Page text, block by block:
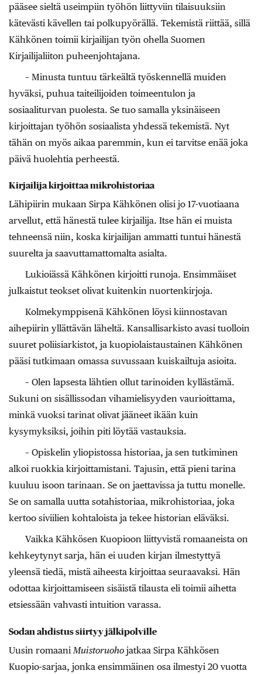
pääsee sieltä useimpiin työhön liittyviin tilaisuuksiin
kätevästi kävellen tai polkupyörällä. Tekemistä riittää, sillä
Kähkönen toimii kirjailijan työn ohella Suomen
Kirjailijaliiton puheenjohtajana.
– Minusta tuntuu tärkeältä työskennellä muiden
hyväksi, puhua taiteilijoiden toimeentulon ja
sosiaaliturvan puolesta. Se tuo samalla yksinäiseen
kirjoittajan työhön sosiaalista yhdessä tekemistä. Nyt
tähän on myös aikaa paremmin, kun ei tarvitse enää joka
päivä huolehtia perheestä.
Kirjailija kirjoittaa mikrohistoriaa
Lähipiirin mukaan Sirpa Kähkönen olisi jo 17-vuotiaana
arvellut, että hänestä tulee kirjailija. Itse hän ei muista
tehneensä niin, koska kirjailijan ammatti tuntui hänestä
suurelta ja saavuttamattomalta ­asialta.
Lukioiässä Kähkönen kirjoitti runoja. Ensimmäiset
julkaistut teokset olivat kuitenkin nuortenkirjoja.
Kolmekymppisenä Kähkönen löysi kiinnostavan
aihepiirin yllättävän läheltä. Kansallisarkisto avasi tuolloin
suuret poliisiarkistot, ja kuopiolaistaustainen Kähkönen
pääsi tutkimaan omassa suvussaan kuiskailtuja asioita.
– Olen lapsesta lähtien ollut tarinoiden kyllästämä.
Sukuni on sisällissodan vihamielisyyden vaurioittama,
minkä vuoksi tarinat olivat jääneet ikään kuin
kysymyksiksi, joihin piti löytää vastauksia.
– Opiskelin yliopistossa historiaa, ja sen tutkiminen
alkoi ruokkia kirjoittamistani. Tajusin, että pieni tarina
kuuluu isoon tarinaan. Se on jaettavissa ja tuttu monelle.
Se on samalla uutta sotahistoriaa, mikrohistoriaa, joka
kertoo siviilien kohtaloista ja tekee historian eläväksi.
Vaikka Kähkösen Kuopioon liittyvistä romaaneista on
kehkeytynyt sarja, hän ei uuden kirjan ilmestyttyä
yleensä tiedä, mistä aiheesta kirjoittaa seuraavaksi. Hän
odottaa kirjoittamiseen sisäistä tilausta eli toimii aihetta
etsiessään vahvasti intuition varassa.
Sodan ahdistus siirtyy jälkipolville
Uusin romaani Muistoruoho jatkaa Sirpa Kähkösen
Kuopio-sarjaa, jonka ensimmäinen osa ilmestyi 20 vuotta